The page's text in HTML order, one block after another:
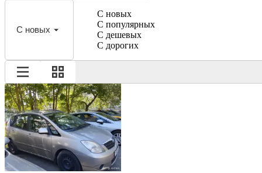
С новых
С новых
С популярных
С дешевых
С дорогих